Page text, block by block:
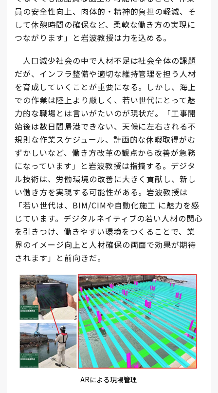
員の安全性向上、肉体的・精神的負担の軽減、そ
して休憩時間の確保など、柔軟な働き方の実現に
つながります」と岩波教授は力を込める。
人口減少社会の中で人材不足は社会全体の課題
だが、インフラ整備や適切な維持管理を担う人材
を育成していくことが重要になる。しかし、海上
での作業は陸上より厳しく、若い世代にとって魅
力的な職場とは言いがたいのが現状だ。「工事開
始後は数日間帰港できない、天候に左右される不
規則な作業スケジュール、計画的な休暇取得がむ
ずかしいなど、働き方改革の観点から改善が急務
になっています」と岩波教授は指摘する。デジタ
ル技術は、労働環境の改善に大きく貢献し、新し
い働き方を実現する可能性がある。岩波教授は
「若い世代は、BIM/CIMや自動化施工 に魅力を感
じています。デジタルネイティブの若い人材の関心
を引きつけ、働きやすい環境をつくることで、業
界のイメージ向上と人材確保の両面で効果が期待
されます」と前向きだ。
ARによる現場管理